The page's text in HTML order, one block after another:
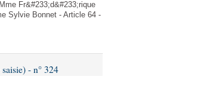
Fr&#233;d&#233;rique
Sylvie Bonnet - Article 64 -
- n° 324